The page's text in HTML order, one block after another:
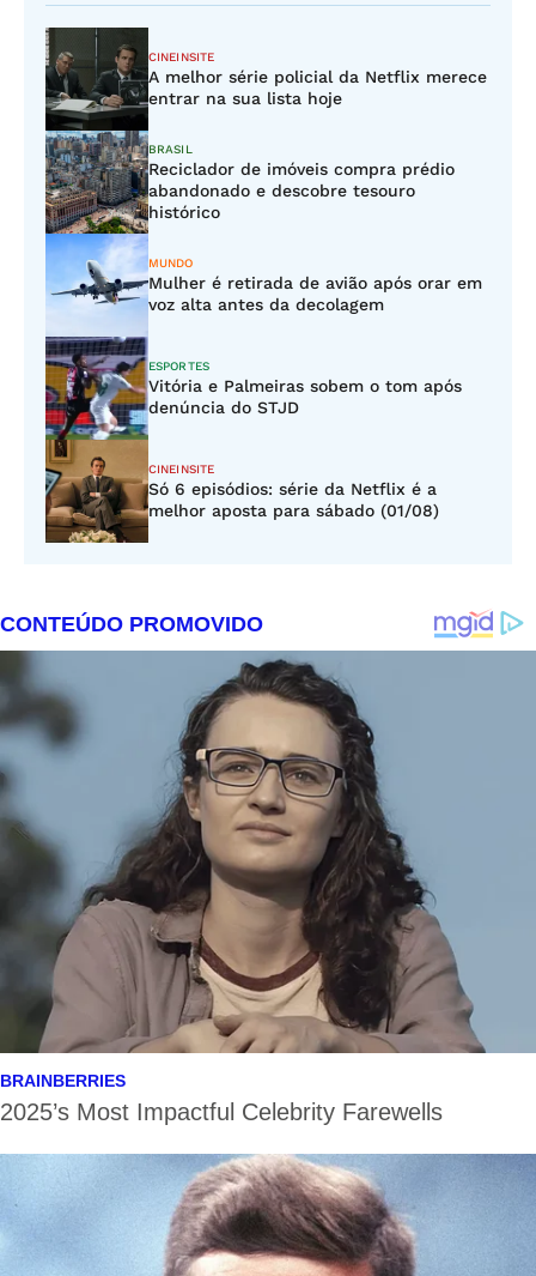
CINEINSITE
A melhor série policial da Netflix merece
entrar na sua lista hoje
BRASIL
Reciclador de imóveis compra prédio
abandonado e descobre tesouro
histórico
MUNDO
Mulher é retirada de avião após orar em
voz alta antes da decolagem
ESPORTES
Vitória e Palmeiras sobem o tom após
denúncia do STJD
CINEINSITE
Só 6 episódios: série da Netflix é a
melhor aposta para sábado (01/08)